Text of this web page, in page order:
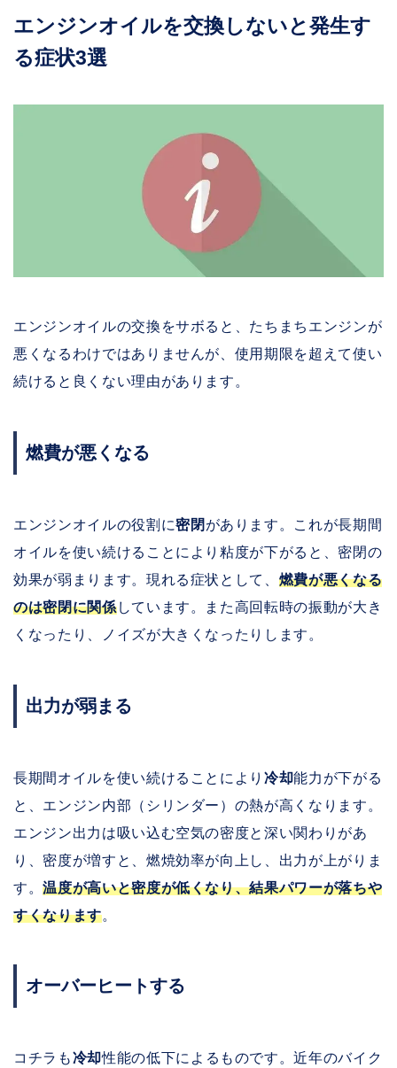
エンジンオイルを交換しないと発生す
る症状3選
エンジンオイルの交換をサボると、たちまちエンジンが
悪くなるわけではありませんが、使用期限を超えて使い
続けると良くない理由があります。
燃費が悪くなる
エンジンオイルの役割に密閉 があります。これが長期間
オイルを使い続けることにより粘度が下がると、密閉の
効果が弱まります。現れる症状として、 燃費が悪くなる
のは密閉に関係しています。また高回転時の振動が大き
くなったり、ノイズが大きくなったりします。
出力が弱まる
長期間オイルを使い続けることにより冷却能力が下がる
と、エンジン内部（シリンダー）の熱が高くなります。
エンジン出力は吸い込む空気の密度と深い関わりがあ
り、密度が増すと、燃焼効率が向上し、出力が上がりま
す。温度が高いと密度が低くなり、結果パワーが落ちや
すくなります。
オーバーヒートする
コチラも冷却性能の低下によるものです。近年のバイク